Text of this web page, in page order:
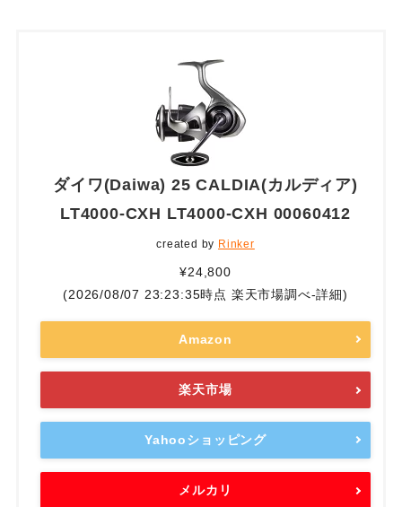
ダイワ(Daiwa) 25 CALDIA(カルディア)
LT4000-CXH LT4000-CXH 00060412
created by Rinker
¥24,800
(2026/08/07 23:23:35時点 楽天市場調べ-詳細)
Amazon
楽天市場
Yahooショッピング
メルカリ